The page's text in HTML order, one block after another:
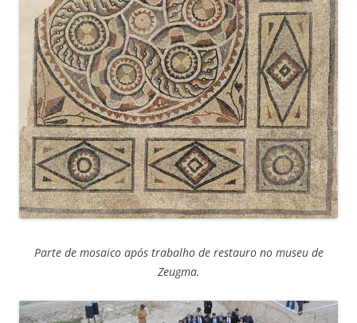
Parte de mosaico após trabalho de restauro no museu de
Zeugma.